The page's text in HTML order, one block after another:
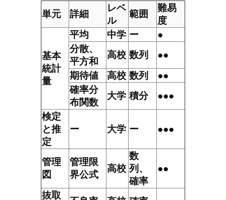
単元 詳細
レベ
ル
範囲
難易
度
基本
統計
量
平均 中学 ー
●
分散、
平方和
高校 数列
●●
期待値
高校 数列
●●
確率分
布関数
大学 積分
●●●
検定
と推
定
ー 大学 ー ●●●
管理
図
管理限
界公式
高校
数
列、
確率
●●
抜取